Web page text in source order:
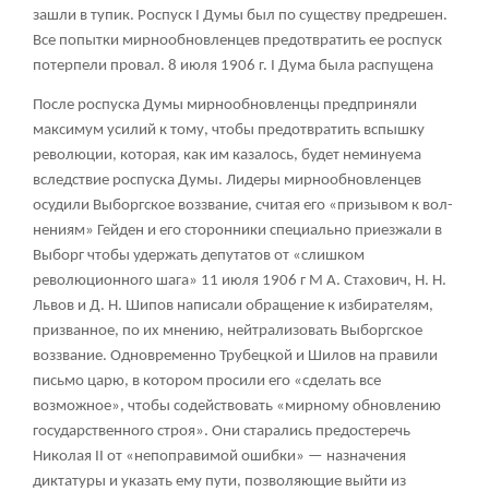
зашли в тупик. Роспуск I Думы был по существу предрешен.
Все попытки мирнообновленцев предотвратить ее роспуск
потерпели провал. 8 июля 1906 г. I Дума была распущена
После роспуска Думы мирнообновленцы предприняли
максимум усилий к тому, чтобы предотвратить вспышку
революции, которая, как им казалось, будет неминуема
вследствие роспуска Думы. Лидеры мирнообновленцев
осудили Выборгское воззвание, считая его «призывом к вол-
нениям» Гейден и его сторонники специально приезжали в
Выборг чтобы удержать депутатов от «слишком
революционного шага» 11 июля 1906 г М А. Стахович, Н. Н.
Львов и Д. Н. Шипов написали обращение к избирателям,
призванное, по их мнению, нейтрализовать Выборгское
воззвание. Одновременно Трубецкой и Шилов на правили
письмо царю, в котором просили его «сделать все
возможное», чтобы содействовать «мирному обновлению
государственного строя». Они старались предостеречь
Николая II от «непоправимой ошибки» — назначения
диктатуры и указать ему пути, позволяющие выйти из